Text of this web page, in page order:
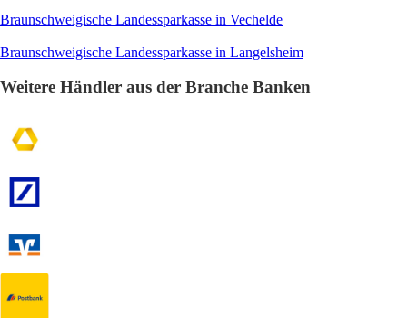
Braunschweigische Landessparkasse in Vechelde
Braunschweigische Landessparkasse in Langelsheim
Weitere Händler aus der Branche Banken